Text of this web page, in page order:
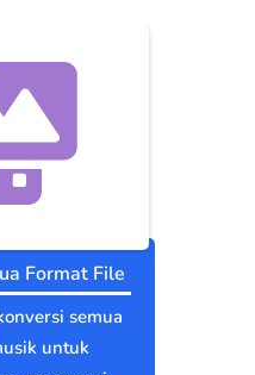
Format File
semua
untuk